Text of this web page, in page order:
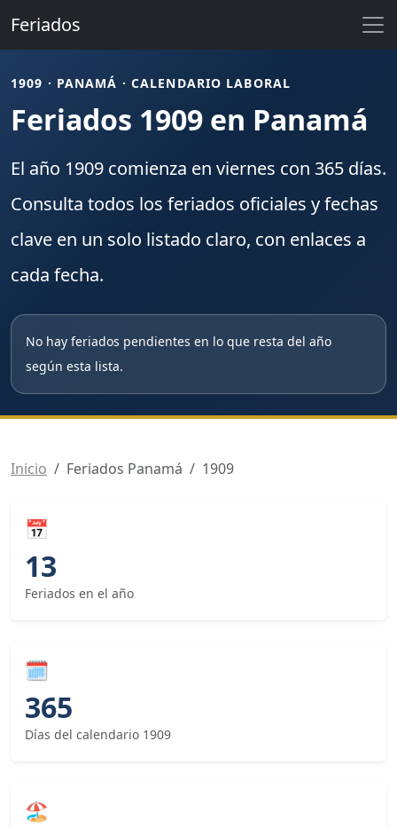
Feriados
1909 · PANAMÁ · CALENDARIO LABORAL
Feriados 1909 en Panamá
El año 1909 comienza en viernes con 365 días.
Consulta todos los feriados oficiales y fechas
clave en un solo listado claro, con enlaces a
cada fecha.
No hay feriados pendientes en lo que resta del año
según esta lista.
Inicio Feriados Panamá 1909
📅
13
Feriados en el año
🗓
365
Días del calendario 1909
🏖